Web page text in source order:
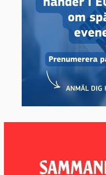
Enligt förslaget ska
visst EU-land om
fyra kopplingar till
Att man har en
landet,
Att man har ett
landet,